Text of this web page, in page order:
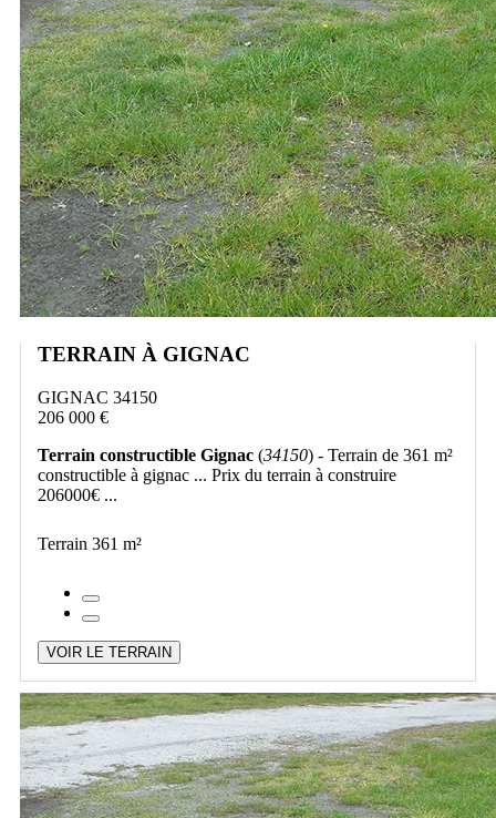
TERRAIN À GIGNAC
GIGNAC 34150
206 000 €
Terrain constructible Gignac (34150) - Terrain de 361 m²
constructible à gignac ... Prix du terrain à construire
206000€ ...
Terrain 361 m²
VOIR LE TERRAIN